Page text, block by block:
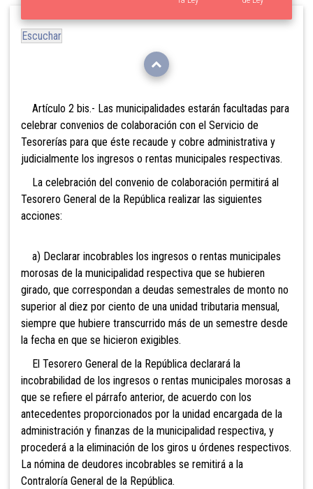
Escuchar
Artículo 2 bis.- Las municipalidades estarán facultadas para
celebrar convenios de colaboración con el Servicio de
Tesorerías para que éste recaude y cobre administrativa y
judicialmente los ingresos o rentas municipales respectivas.
La celebración del convenio de colaboración permitirá al
Tesorero General de la República realizar las siguientes
acciones:
a) Declarar incobrables los ingresos o rentas municipales
morosas de la municipalidad respectiva que se hubieren
girado, que correspondan a deudas semestrales de monto no
superior al diez por ciento de una unidad tributaria mensual,
siempre que hubiere transcurrido más de un semestre desde
la fecha en que se hicieron exigibles.
El Tesorero General de la República declarará la
incobrabilidad de los ingresos o rentas municipales morosas a
que se refiere el párrafo anterior, de acuerdo con los
antecedentes proporcionados por la unidad encargada de la
administración y finanzas de la municipalidad respectiva, y
procederá a la eliminación de los giros u órdenes respectivos.
La nómina de deudores incobrables se remitirá a la
Contraloría General de la República.